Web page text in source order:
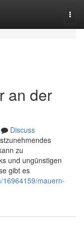
an der
Discuss
zu
und ungünstigen
gibt es
16964159/mauern-